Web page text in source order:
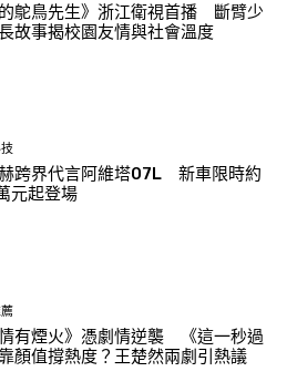
的鴕鳥先生》浙江衛視首播 斷臂少
故事揭校園友情與社會溫度
跨界代言阿維塔07L 新車限時約
元起登場
情有煙火》憑劇情逆襲 《這一秒過
顏值撐熱度？王楚然兩劇引熱議